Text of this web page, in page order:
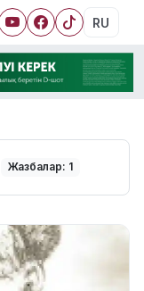
RU
Жазбалар: 1